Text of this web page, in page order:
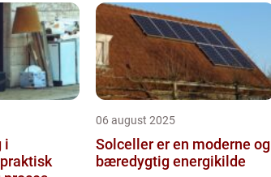
i
06 august 2025
Solceller er en moderne og
bæredygtig energikilde